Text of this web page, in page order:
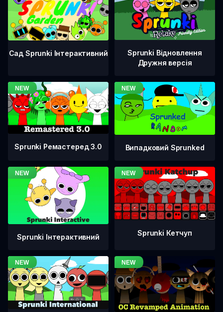
Сад Sprunki Інтерактивний
Sprunki Відновлення
Дружня версія
Sprunki Ремастеред 3.0 Випадковий Sprunked
Sprunki Інтерактивний Sprunki Кетчуп